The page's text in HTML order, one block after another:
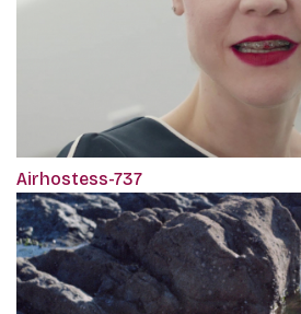
Airhostess-737